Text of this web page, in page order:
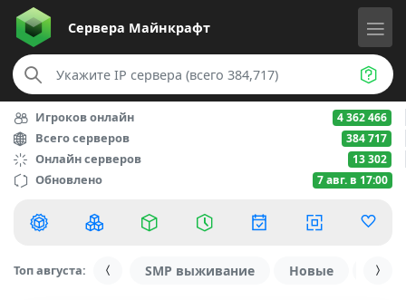
Сервера Майнкрафт
Игроков онлайн 4 362 466
Всего серверов 384 717
Онлайн серверов 13 302
Обновлено 7 авг. в 17:00
Топ августа: SMP выживание Новые С